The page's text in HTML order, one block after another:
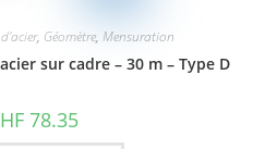
, Géomètre, Mensuration
sur cadre – 30 m – Type D
78.35